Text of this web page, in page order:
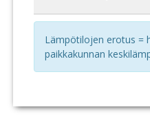
Lämpötilojen erotus =
paikkakunnan